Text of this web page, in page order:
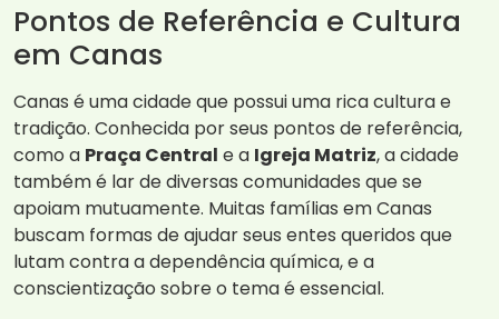
Pontos de Referência e Cultura
em Canas
Canas é uma cidade que possui uma rica cultura e
tradição. Conhecida por seus pontos de referência,
como a Praça Central e a Igreja Matriz, a cidade
também é lar de diversas comunidades que se
apoiam mutuamente. Muitas famílias em Canas
buscam formas de ajudar seus entes queridos que
lutam contra a dependência química, e a
conscientização sobre o tema é essencial.